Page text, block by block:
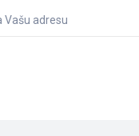
Vašu adresu